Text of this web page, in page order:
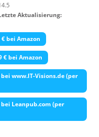
Aktualisierung:
bei Amazon
€ bei Amazon
www.IT-Visions.de (per
Leanpub.com (per